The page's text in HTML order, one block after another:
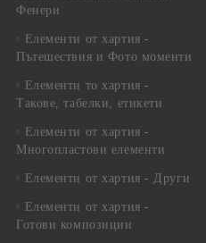
Фенери
Елементи от хартия -
Пътешествия и Фото моменти
Елементи то хартия -
Такове, табелки, етикети
Елементи от хартия -
Многопластови елементи
Елементи от хартия - Други
Елементи от хартия -
Готови композиции